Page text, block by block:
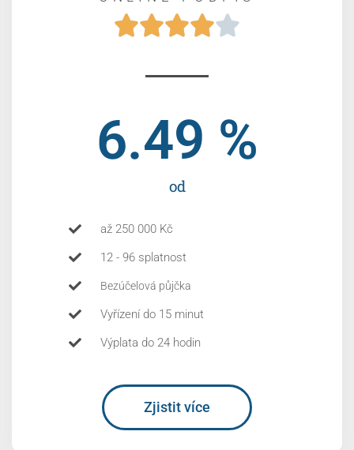

od
6.49 %
až 250 000 Kč
12 - 96 splatnost
Bezúčelová půjčka
Vyřízení do 15 minut
Výplata do 24 hodin
Zjistit více